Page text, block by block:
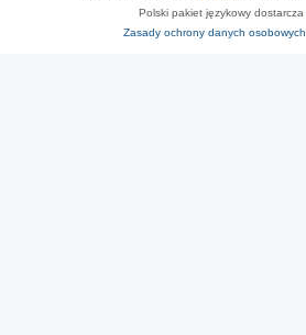
Polski pakiet językowy dostarcza
Zasady ochrony danych osobowych